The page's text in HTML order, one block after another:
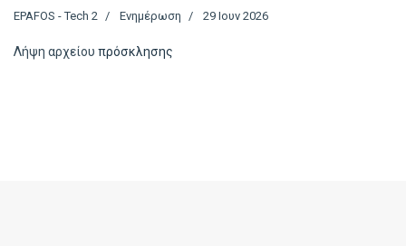
EPAFOS - Tech 2 Ενημέρωση 29 Ιουν 2026
Λήψη αρχείου πρόσκλησης